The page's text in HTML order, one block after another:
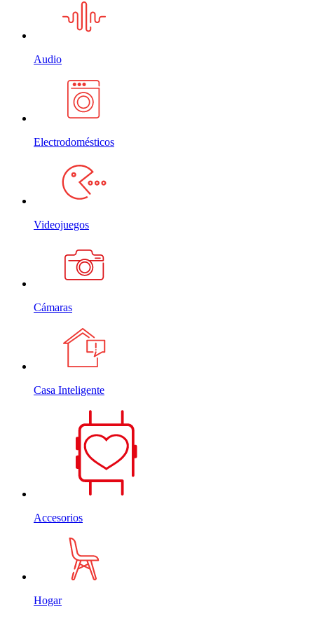
Audio
Electrodomésticos
Videojuegos
Cámaras
Casa Inteligente
Accesorios
Hogar